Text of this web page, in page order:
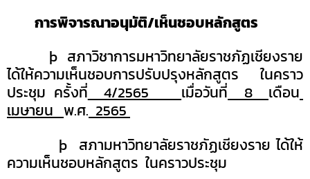
การพิจารณาอนุมัติ/เห็นชอบหลักสูตร
þ สภาวิชาการมหาวิทยาลัยราชภัฏเชียงราย
ได้ให้ความเห็นชอบการปรับปรุงหลักสูตร ในคราว
ประชุม ครั้งที่ 4/2565 เมื่อวันที่ 8 เดือน
เมษายน พ.ศ. 2565
þ สภามหาวิทยาลัยราชภัฏเชียงราย ได้ให้
ความเห็นชอบหลักสูตร ในคราวประชุม